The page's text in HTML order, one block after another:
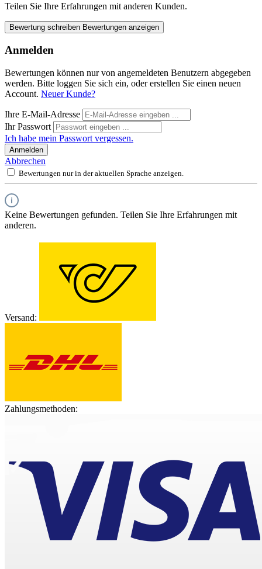
Teilen Sie Ihre Erfahrungen mit anderen Kunden.
Bewertung schreiben Bewertungen anzeigen
Anmelden
Bewertungen können nur von angemeldeten Benutzern abgegeben
werden. Bitte loggen Sie sich ein, oder erstellen Sie einen neuen
Account. Neuer Kunde?
Ihre E-Mail-Adresse
Ihr Passwort
Ich habe mein Passwort vergessen.
Anmelden
Abbrechen
Bewertungen nur in der aktuellen Sprache anzeigen.
Keine Bewertungen gefunden. Teilen Sie Ihre Erfahrungen mit
anderen.
Versand:
Zahlungsmethoden: